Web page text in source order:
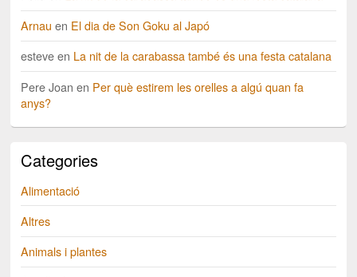
Arnau en El dia de Son Goku al Japó
esteveen La nit de la carabassa també és una festa catalana
Pere Joan en Per què estirem les orelles a algú quan fa
anys?
Categories
Alimentació
Altres
Animals i plantes